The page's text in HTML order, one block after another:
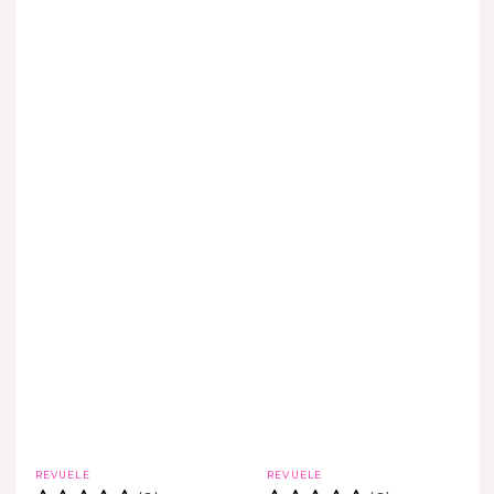
Marca
REVUELE Marca
REVUELE